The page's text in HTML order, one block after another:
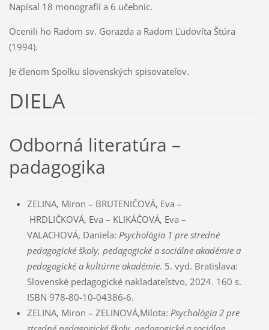
Napísal 18 monografií a 6 učebníc.
Ocenili ho Radom sv. Gorazda a Radom Ľudovíta Štúra
(1994).
Je členom Spolku slovenských spisovateľov.
DIELA
Odborná literatúra –
padagogika
ZELINA, Miron – BRUTENIČOVÁ, Eva –
HRDLIČKOVÁ, Eva – KLIKÁČOVÁ, Eva –
VALACHOVÁ, Daniela: Psychológia 1 pre stredné
pedagogické školy, pedagogické a sociálne akadémie a
pedagogické a kultúrne akadémie. 5. vyd. Bratislava:
Slovenské pedagogické nakladateľstvo, 2024. 160 s.
ISBN 978-80-10-04386-6.
ZELINA, Miron – ZELINOVÁ,Milota: Psychológia 2 pre